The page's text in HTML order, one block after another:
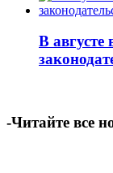
В августе
-Читайте все